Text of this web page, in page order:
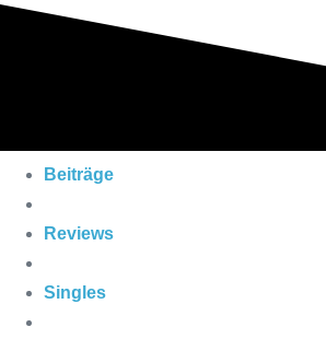
Beiträge
Reviews
Singles